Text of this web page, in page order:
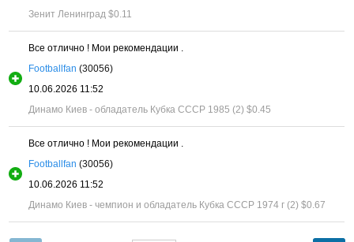
Зенит Ленинград $0.11
Все отлично ! Мои рекомендации .
Footballfan (30056)
10.06.2026 11:52
Динамо Киев - обладатель Кубка СССР 1985 (2) $0.45
Все отлично ! Мои рекомендации .
Footballfan (30056)
10.06.2026 11:52
Динамо Киев - чемпион и обладатель Кубка СССР 1974 г (2) $0.67